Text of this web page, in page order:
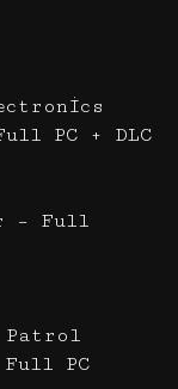
PC + DLC
– Full
Patrol
PC